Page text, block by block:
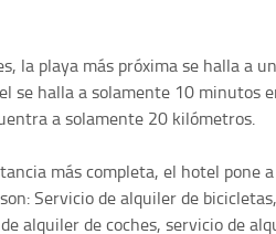
la playa más próxima se halla a
se halla a solamente 10 minutos
a solamente 20 kilómetros.
más completa, el hotel pone
Servicio de alquiler de
alquiler de coches, servicio de